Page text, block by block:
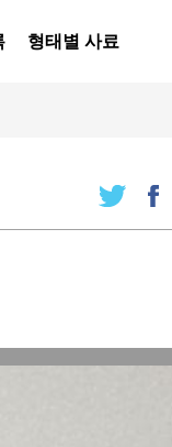
형태별 사료